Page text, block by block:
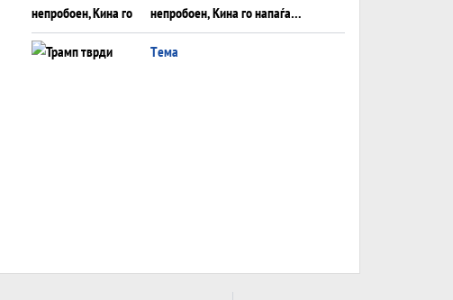
непробоен, Кина го напаѓа
последниот голем монопол на
Западот?
Tема